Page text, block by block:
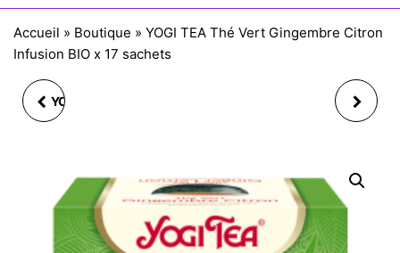
Accueil » Boutique » YOGI TEA Thé Vert Gingembre Citron
Infusion BIO x 17 sachets
YOGI TEA THÉ VERT AU
17 SACHETS INFUSION BIO X 17
SACHETS